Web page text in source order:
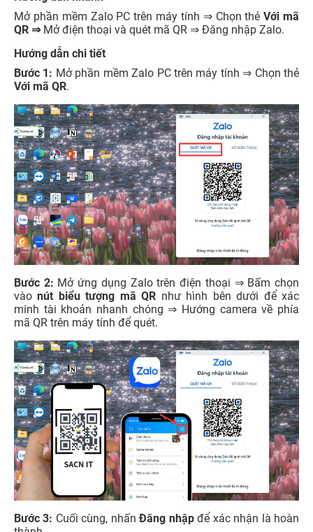
Mở phần mềm Zalo PC trên máy tính ⇒ Chọn thẻVới mã
QR ⇒ Mở điện thoại và quét mã QR ⇒ Đăng nhập Zalo.
Hướng dẫn chi tiết
Bước 1: Mở phần mềm Zalo PC trên máy tính ⇒ Chọn thẻ
Với mã QR.
Bước 2: Mở ứng dụng Zalo trên điện thoại ⇒ Bấm chọn
vàonút biểu tượng mã QR như hình bên dưới để xác
minh tài khoản nhanh chóng ⇒ Hướng camera về phía
mã QR trên máy tính để quét.
Bước 3: Cuối cùng, nhấnĐăng nhậpđể xác nhận là hoàn